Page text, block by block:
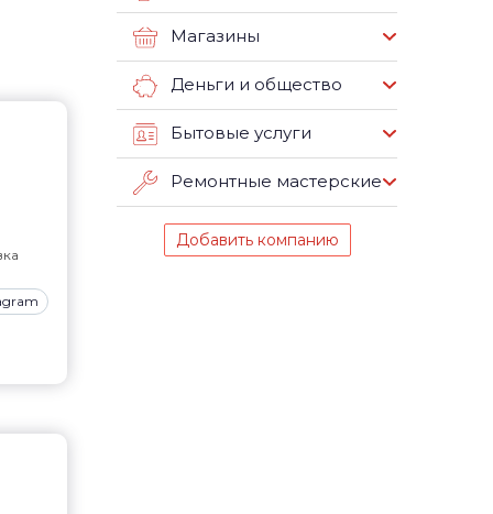
Магазины
Деньги и общество
Бытовые услуги
Ремонтные мастерские
Добавить компанию